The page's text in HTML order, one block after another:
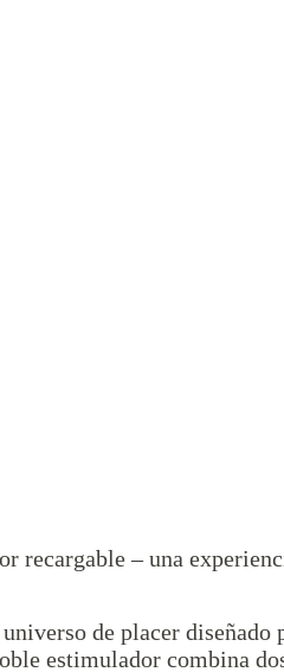
recargable – una
de placer
estimulador combina